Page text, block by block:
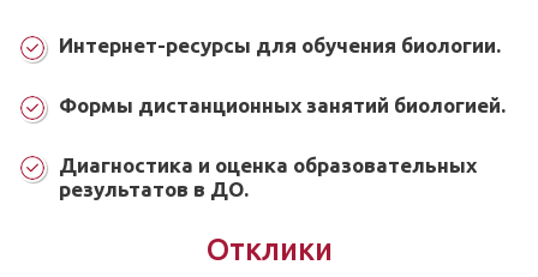
Интернет-ресурсы для обучения биологии.
Формы дистанционных занятий биологией.
Диагностика и оценка образовательных
результатов в ДО.
Отклики